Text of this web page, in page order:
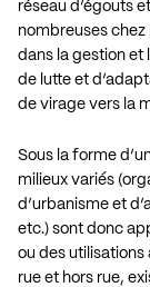
réseau d’égouts
nombreuses chez
dans la gestion et
de lutte et
de virage vers la
Sous la forme
milieux variés
d’urbanisme et
etc.) sont donc
ou des
rue et hors rue,